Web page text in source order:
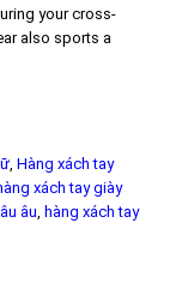
your cross-
also sports a
, Hàng xách tay
xách tay giày
âu, hàng xách tay